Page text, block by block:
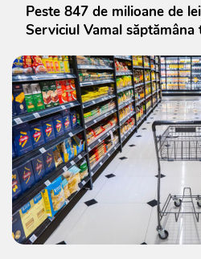
Peste 847 de milioane de
Serviciul Vamal săptămâna